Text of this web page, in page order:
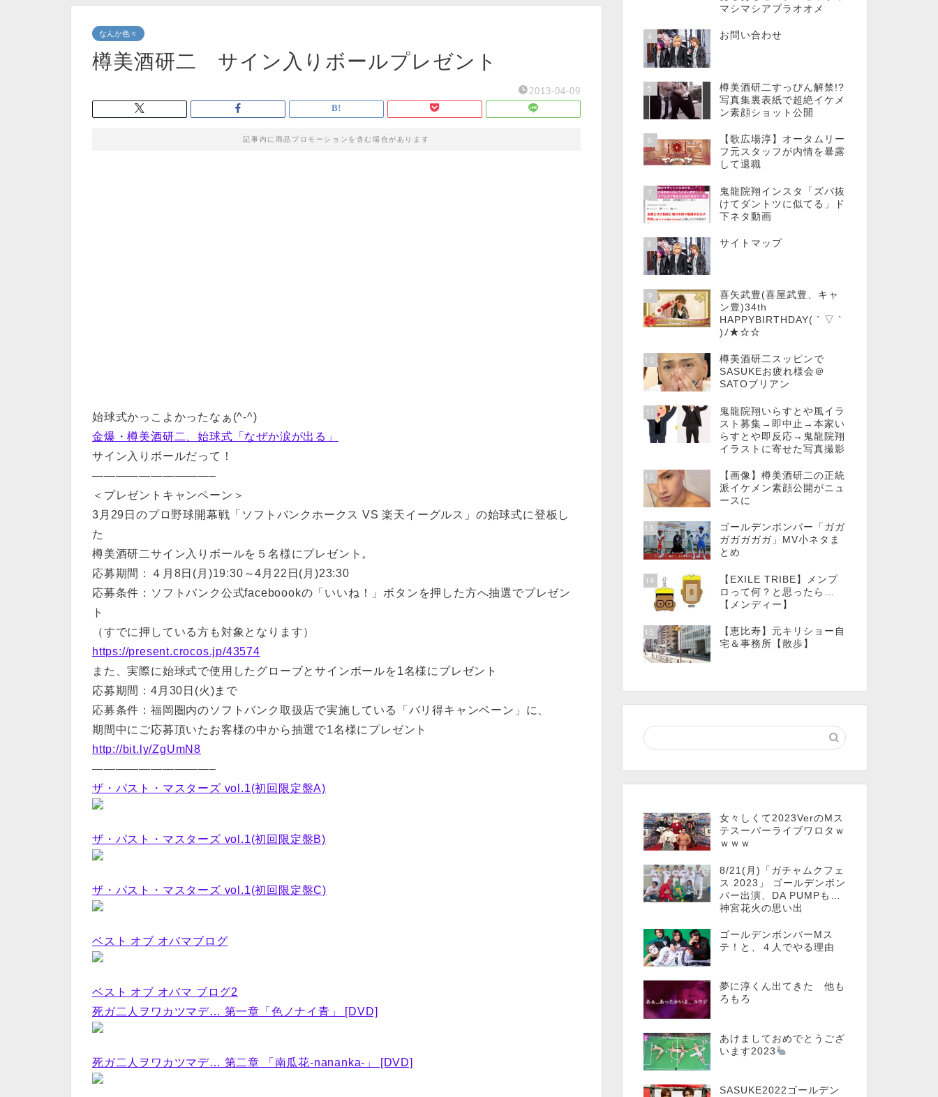
なんか色々
樽美酒研二 サイン入りボールプレゼント
2013-04-09
記事内に商品プロモーションを含む場合があります
始球式かっこよかったなぁ(^-^)
金爆・樽美酒研二、始球式「なぜか涙が出る」
サイン入りボールだって！
——————————–
＜プレゼントキャンペーン＞
3月29日のプロ野球開幕戦「ソフトバンクホークス VS 楽天イーグルス」の始球式に登板し
た
樽美酒研二サイン入りボールを５名様にプレゼント。
応募期間：４月8日(月)19:30～4月22日(月)23:30
応募条件：ソフトバンク公式faceboookの「いいね！」ボタンを押した方へ抽選でプレゼン
ト
（すでに押している方も対象となります）
https://present.crocos.jp/43574
また、実際に始球式で使用したグローブとサインボールを1名様にプレゼント
応募期間：4月30日(火)まで
応募条件：福岡圏内のソフトバンク取扱店で実施している「バリ得キャンペーン」に、
期間中にご応募頂いたお客様の中から抽選で1名様にプレゼント
http://bit.ly/ZgUmN8
——————————–
ザ・パスト・マスターズ vol.1(初回限定盤A)
ザ・パスト・マスターズ vol.1(初回限定盤B)
ザ・パスト・マスターズ vol.1(初回限定盤C)
ベスト オブ オバマブログ
ベスト オブ オバマ ブログ2
死ガ二人ヲワカツマデ… 第一章「色ノナイ青」 [DVD]
死ガ二人ヲワカツマデ… 第二章 「南瓜花-nananka-」 [DVD]
マシマシアブラオオメ
4 お問い合わせ
5
樽美酒研二すっぴん解禁!?
写真集裏表紙で超絶イケメ
ン素顔ショット公開
6
【歌広場淳】オータムリー
フ元スタッフが内情を暴露
して退職
7
鬼龍院翔インスタ「ズバ抜
けてダントツに似てる」ド
下ネタ動画
8 サイトマップ
9
喜矢武豊(喜屋武豊、キャ
ン豊)34th
HAPPYBIRTHDAY( ´ ▽ `
)ﾉ★☆☆
10
樽美酒研二スッピンで
SASUKEお疲れ様会＠
SATOブリアン
11
鬼龍院翔いらすとや風イラ
スト募集→即中止→本家い
らすとや即反応→鬼龍院翔
イラストに寄せた写真撮影
12
【画像】樽美酒研二の正統
派イケメン素顔公開がニュ
ースに
13
ゴールデンボンバー「ガガ
ガガガガガ」MV小ネタま
とめ
14
【EXILE TRIBE】メンプ
ロって何？と思ったら…
【メンディー】
15
【恵比寿】元キリショー自
宅＆事務所【散歩】
女々しくて2023VerのMス
テスーパーライブワロタｗ
ｗｗｗ
8/21(月)「ガチャムクフェ
ス 2023」 ゴールデンボン
バー出演、DA PUMPも…
神宮花火の思い出
ゴールデンボンバーMス
テ！と、４人でやる理由
夢に淳くん出てきた 他も
ろもろ
あけましておめでとうござ
います2023
SASUKE2022ゴールデン